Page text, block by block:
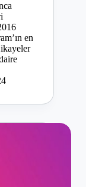
en